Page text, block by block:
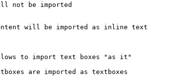
not be imported
will be imported as inline text
to import text boxes "as it"
are imported as textboxes